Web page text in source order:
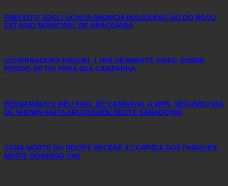
PREFEITO JOGLI UCHOA ANUNCIA INAUGURAÇÃO DO NOVO
ESTÁDIO MUNICIPAL DE ARAÇOIABA
GOVERNADORA RAQUEL LYRA DESMENTE VÍDEO SOBRE
PEDIDO DE PIX PARA SUA CAMPANHA
PERNAMBUCO MEU PAÍS: DE CARNAVAL A MPB, SEGUNDO DIA
DE SHOWS AGITA ARCOVERDE NESTE SÁBADO(08)
ZONA NORTE DO RECIFE RECEBE A CORRIDA DOS PARQUES,
NESTE DOMINGO (08)